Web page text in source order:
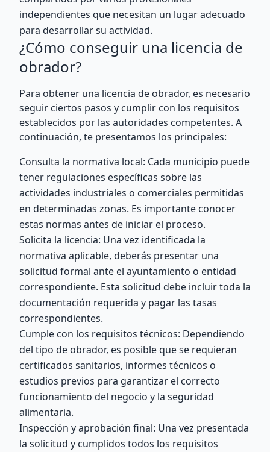
independientes que necesitan un lugar adecuado
para desarrollar su actividad.
¿Cómo conseguir una licencia de
obrador?
Para obtener una licencia de obrador, es necesario
seguir ciertos pasos y cumplir con los requisitos
establecidos por las autoridades competentes. A
continuación, te presentamos los principales:
Consulta la normativa local: Cada municipio puede
tener regulaciones específicas sobre las
actividades industriales o comerciales permitidas
en determinadas zonas. Es importante conocer
estas normas antes de iniciar el proceso.
Solicita la licencia: Una vez identificada la
normativa aplicable, deberás presentar una
solicitud formal ante el ayuntamiento o entidad
correspondiente. Esta solicitud debe incluir toda la
documentación requerida y pagar las tasas
correspondientes.
Cumple con los requisitos técnicos: Dependiendo
del tipo de obrador, es posible que se requieran
certificados sanitarios, informes técnicos o
estudios previos para garantizar el correcto
funcionamiento del negocio y la seguridad
alimentaria.
Inspección y aprobación final: Una vez presentada
la solicitud y cumplidos todos los requisitos